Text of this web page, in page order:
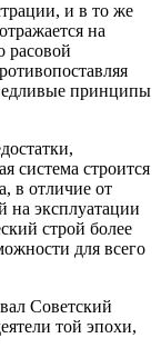
и в то же
на
расовой
принципы
система строится
в отличие от
на эксплуатации
строй более
для всего
Советский
той эпохи,